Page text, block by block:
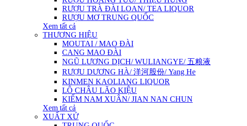
RƯỢU TRÀ ĐÀI LOAN/ TEA LIQUOR
RƯỢU MƠ TRUNG QUỐC
Xem tất cả
THƯƠNG HIỆU
MOUTAI / MAO ĐÀI
CANG MAO ĐÀI
NGŨ LƯƠNG DỊCH/ WULIANGYE/ 五粮液
RƯỢU DƯƠNG HÀ/ 洋河股份/ Yang He
KINMEN KAOLIANG LIQUOR
LÔ CHÂU LÃO KIỆU
KIẾM NAM XUÂN/ JIAN NAN CHUN
Xem tất cả
XUẤT XỨ